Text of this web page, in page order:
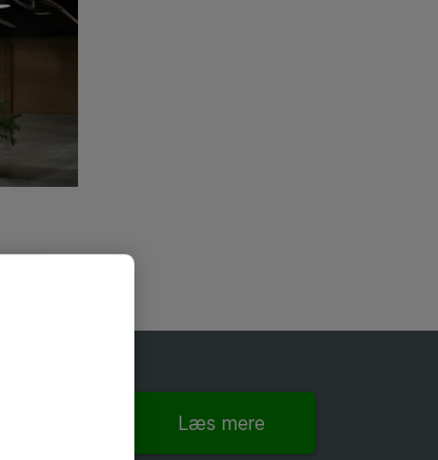
Læs mere